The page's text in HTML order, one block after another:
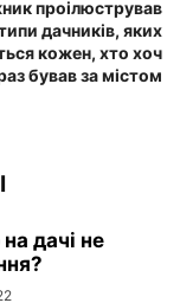
проілюстрував
типи дачників, яких
кожен, хто хоч
бував за містом
дачі не